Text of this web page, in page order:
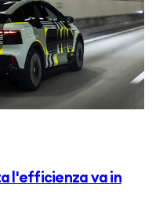
l'efficienza va in